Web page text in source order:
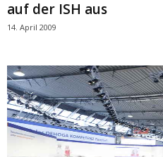
auf der ISH aus
14. April 2009